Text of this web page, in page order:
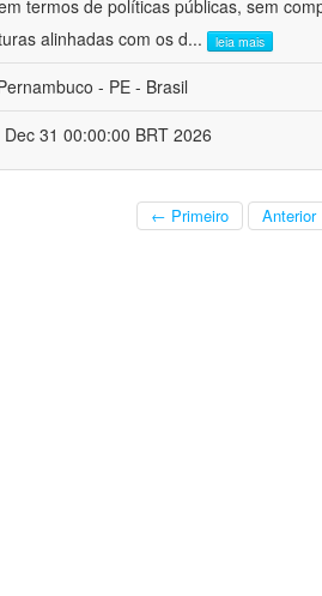
termos de políticas públicas, sem
alinhadas com os d... leia mais
- PE - Brasil
31 00:00:00 BRT 2026
← Primeiro Anterior